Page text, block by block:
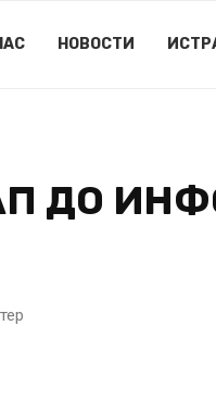
НОВОСТИ
ДО